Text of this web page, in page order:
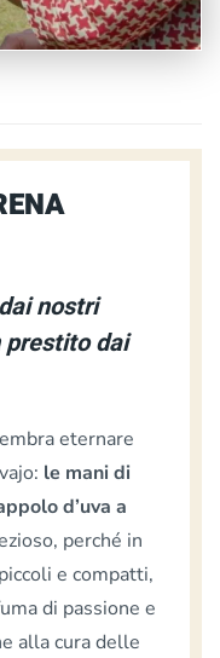
nostri
dai
eternare
le mani di
d’uva a
perché in
e compatti,
di passione e
alla cura delle